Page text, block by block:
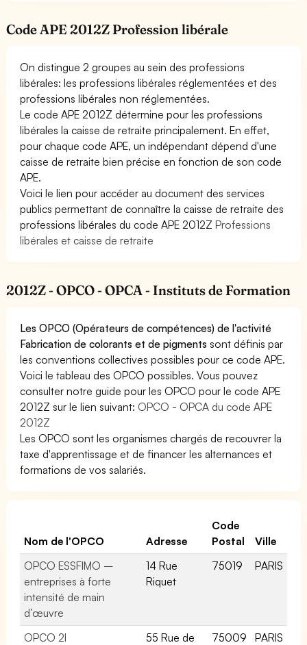
Code APE 2012Z Profession libérale
On distingue 2 groupes au sein des professions
libérales: les professions libérales réglementées et des
professions libérales non réglementées.
Le code APE 2012Z détermine pour les professions
libérales la caisse de retraite principalement. En effet,
pour chaque code APE, un indépendant dépend d'une
caisse de retraite bien précise en fonction de son code
APE.
Voici le lien pour accéder au document des services
publics permettant de connaître la caisse de retraite des
professions libérales du code APE 2012ZProfessions
libérales et caisse de retraite
2012Z - OPCO - OPCA - Instituts de Formation
Les OPCO (Opérateurs de compétences) de l'activité
Fabrication de colorants et de pigments sont définis par
les conventions collectives possibles pour ce code APE.
Voici le tableau des OPCO possibles. Vous pouvez
consulter notre guide pour les OPCO pour le code APE
2012Z sur le lien suivant: OPCO - OPCA du code APE
2012Z
Les OPCO sont les organismes chargés de recouvrer la
taxe d'apprentissage et de financer les alternances et
formations de vos salariés.
Nom de l'OPCO Adresse
Code
Postal
Ville
OPCO ESSFIMO –
entreprises à forte
intensité de main
d’œuvre
14 Rue
Riquet
75019 PARIS
OPCO 2I
55 Rue de
75009 PARIS